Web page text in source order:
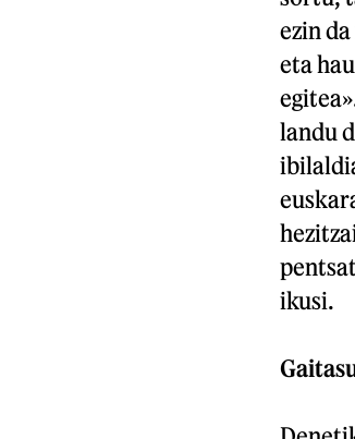
ezin
eta
landu
ikusi.